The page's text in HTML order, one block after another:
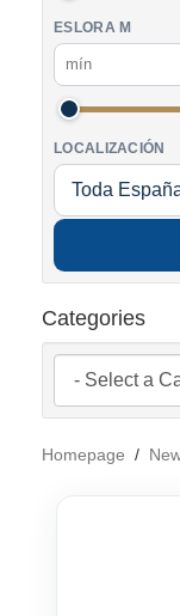
ESLORA M
LOCALIZACIÓN
Categories
Homepage /